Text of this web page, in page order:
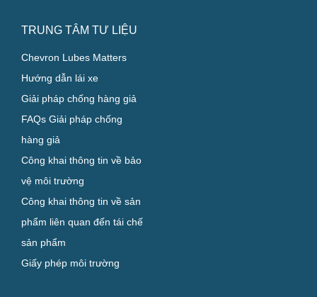
TRUNG TÂM TƯ LIỆU
Chevron Lubes Matters
Hướng dẫn lái xe
Giải pháp chống hàng giả
FAQs Giải pháp chống
hàng giả
Công khai thông tin về bảo
vệ môi trường
Công khai thông tin về sản
phẩm liên quan đến tái chế
sản phẩm
Giấy phép môi trường